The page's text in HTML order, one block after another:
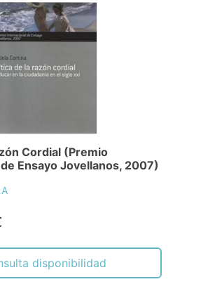
Cordial (Premio
Ensayo Jovellanos, 2007)
disponibilidad